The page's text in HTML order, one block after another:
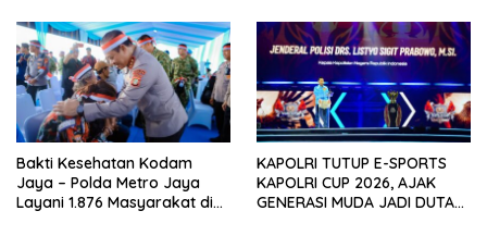
Bakti Kesehatan Kodam
Jaya – Polda Metro Jaya
Layani 1.876 Masyarakat di
KAPOLRI TUTUP E-SPORTS
KAPOLRI CUP 2026, AJAK
GENERASI MUDA JADI DUTA